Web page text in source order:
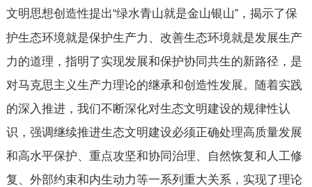
文明思想创造性提出“绿水青山就是金山银山”，揭示了保
护生态环境就是保护生产力、改善生态环境就是发展生产
力的道理，指明了实现发展和保护协同共生的新路径，是
对马克思主义生产力理论的继承和创造性发展。随着实践
的深入推进，我们不断深化对生态文明建设的规律性认
识，强调继续推进生态文明建设必须正确处理高质量发展
和高水平保护、重点攻坚和协同治理、自然恢复和人工修
复、外部约束和内生动力等一系列重大关系，实现了理论